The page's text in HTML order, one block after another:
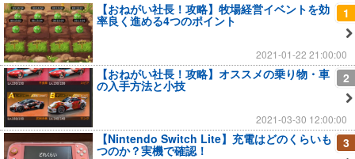
1
【おねがい社長！攻略】牧場経営イベントを効
率良く進める4つのポイント
2021-01-22 21:00:00
2
【おねがい社長！攻略】オススメの乗り物・車
の入手方法と小技
2021-03-30 12:00:00
3
【Nintendo Switch Lite】充電はどのくらいも
つのか？実機で確認！